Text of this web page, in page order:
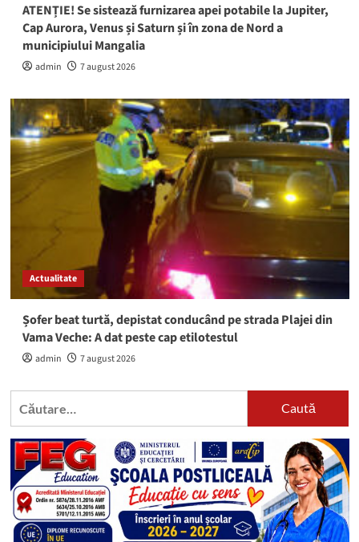
ATENȚIE! Se sistează furnizarea apei potabile la Jupiter,
Cap Aurora, Venus și Saturn și în zona de Nord a
municipiului Mangalia
admin 7 august 2026
Actualitate
Șofer beat turtă, depistat conducând pe strada Plajei din
Vama Veche: A dat peste cap etilotestul
admin 7 august 2026
Caută